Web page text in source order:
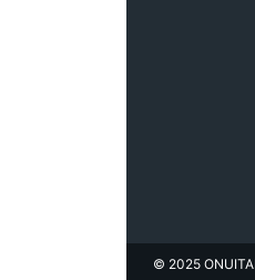
© 2025